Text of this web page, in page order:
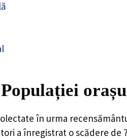
în urma
a înregistrat oscădere de